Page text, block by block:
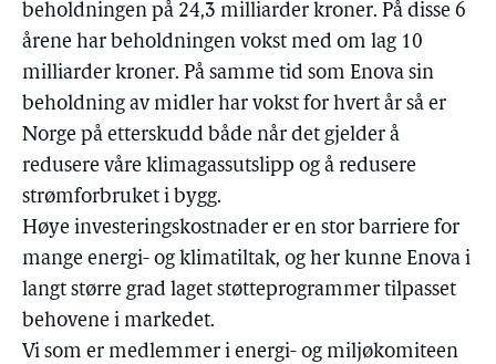
beholdningen på 24,3 milliarder kroner. På disse 6
årene har beholdningen vokst med om lag 10
milliarder kroner. På samme tid som Enova sin
beholdning av midler har vokst for hvert år så er
Norge på etterskudd både når det gjelder å
redusere våre klimagassutslipp og å redusere
strømforbruket i bygg.
Høye investeringskostnader er en stor barriere for
mange energi- og klimatiltak, og her kunne Enova i
langt større grad laget støtteprogrammer tilpasset
behovene i markedet.
Vi som er medlemmer i energi- og miljøkomiteen